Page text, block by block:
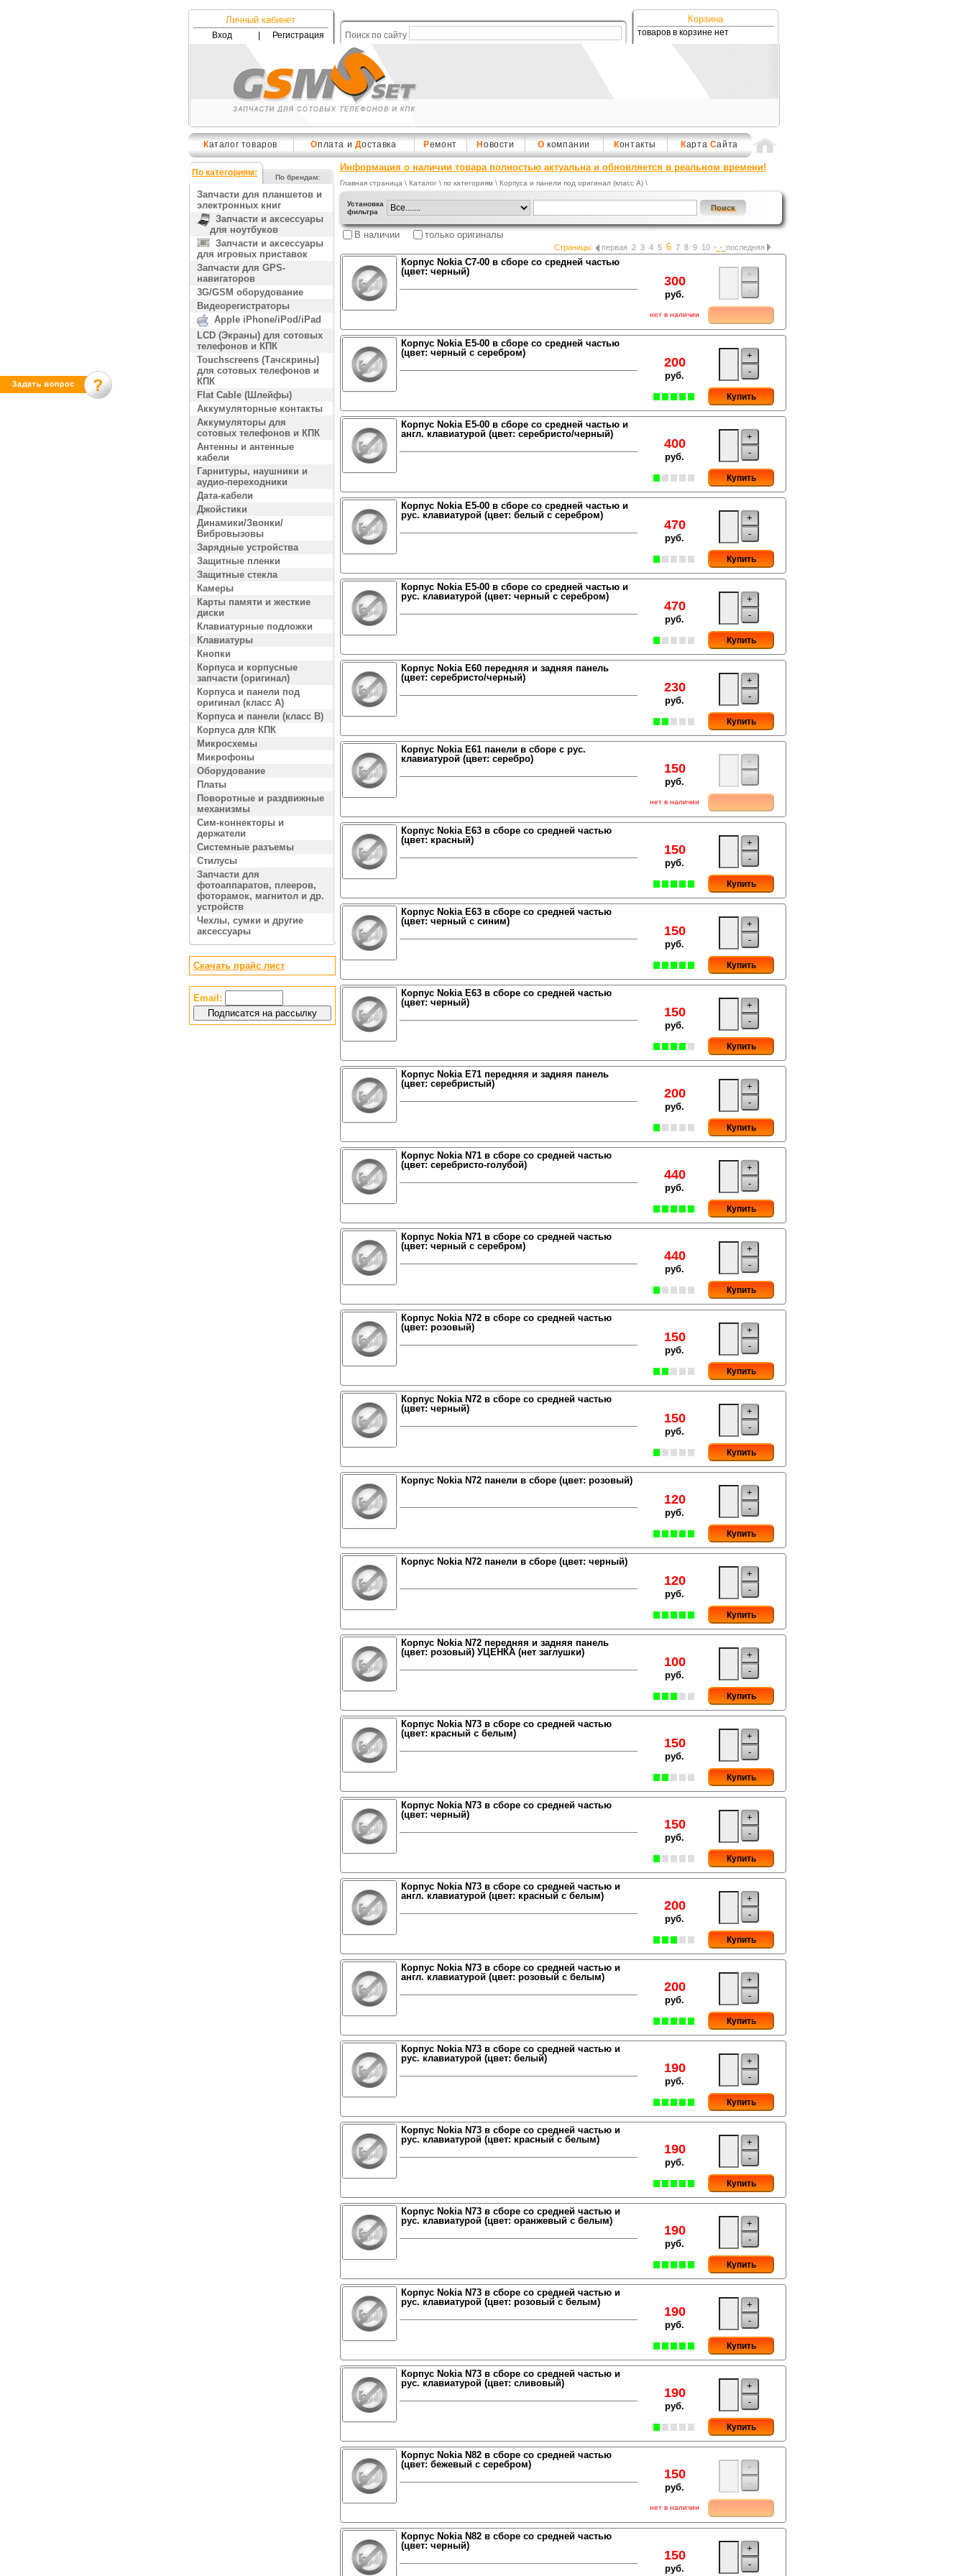
Личный кабинет
Вход Регистрация Поиск по сайту
Корзина
товаров в корзине нет
Каталог товаров Оплата и Доставка Ремонт Н овости О компании Контакты Карта Сайта
По категориям: По брендам:
Запчасти для планшетов и
электронных книг
Запчасти и аксессуары
для ноутбуков
Запчасти и аксессуары
для игровых приставок
Запчасти для GPS-
навигаторов
3G/GSM оборудование
Видеорегистраторы
Apple iPhone/iPod/iPad
LCD (Экраны) для сотовых
телефонов и КПК
Touchscreens (Тачскрины)
для сотовых телефонов и
КПК
Flat Cable (Шлейфы)
Аккумуляторные контакты
Аккумуляторы для
сотовых телефонов и КПК
Антенны и антенные
кабели
Гарнитуры, наушники и
аудио-переходники
Дата-кабели
Джойстики
Динамики/Звонки/
Вибровызовы
Зарядные устройства
Защитные пленки
Защитные стекла
Камеры
Карты памяти и жесткие
диски
Клавиатурные подложки
Клавиатуры
Кнопки
Корпуса и корпусные
запчасти (оригинал)
Корпуса и панели под
оригинал (класс A)
Корпуса и панели (класс B)
Корпуса для КПК
Микросхемы
Микрофоны
Оборудование
Платы
Поворотные и раздвижные
механизмы
Сим-коннекторы и
держатели
Системные разъемы
Стилусы
Запчасти для
фотоаппаратов, плееров,
фоторамок, магнитол и др.
устройств
Чехлы, сумки и другие
аксессуары
Скачать прайс лист
Email:
Информация о наличии товара полностью актуальна и обновляется в реальном времени!
Главная страница \ Каталог\ по категориям \ Корпуса и панели под оригинал (класс A)\
Установка
фильтра
В наличии только оригиналы
Страницы: первая 2 3 4 5 6 7 8 9 10 последняя
Корпус Nokia C7-00 в сборе со средней частью
(цвет: черный)
300
руб.
нет в наличии
+
-
Корпус Nokia E5-00 в сборе со средней частью
(цвет: черный с серебром)
200
руб.
+
-
Купить
Корпус Nokia E5-00 в сборе со средней частью и
англ. клавиатурой (цвет: серебристо/черный)
400
руб.
+
-
Купить
Корпус Nokia E5-00 в сборе со средней частью и
рус. клавиатурой (цвет: белый c серебром)
470
руб.
+
-
Купить
Корпус Nokia E5-00 в сборе со средней частью и
рус. клавиатурой (цвет: черный с серебром)
470
руб.
+
-
Купить
Корпус Nokia E60 передняя и задняя панель
(цвет: серебристо/черный)
230
руб.
+
-
Купить
Корпус Nokia E61 панели в сборе с рус.
клавиатурой (цвет: серебро)
150
руб.
нет в наличии
+
-
Корпус Nokia E63 в сборе со средней частью
(цвет: красный)
150
руб.
+
-
Купить
Корпус Nokia E63 в сборе со средней частью
(цвет: черный с синим)
150
руб.
+
-
Купить
Корпус Nokia E63 в сборе со средней частью
(цвет: черный)
150
руб.
+
-
Купить
Корпус Nokia E71 передняя и задняя панель
(цвет: серебристый)
200
руб.
+
-
Купить
Корпус Nokia N71 в сборе со средней частью
(цвет: серебристо-голубой)
440
руб.
+
-
Купить
Корпус Nokia N71 в сборе со средней частью
(цвет: черный с серебром)
440
руб.
+
-
Купить
Корпус Nokia N72 в сборе со средней частью
(цвет: розовый)
150
руб.
+
-
Купить
Корпус Nokia N72 в сборе со средней частью
(цвет: черный)
150
руб.
+
-
Купить
Корпус Nokia N72 панели в сборе (цвет: розовый)
120
руб.
+
-
Купить
Корпус Nokia N72 панели в сборе (цвет: черный)
120
руб.
+
-
Купить
Корпус Nokia N72 передняя и задняя панель
(цвет: розовый) УЦЕНКА (нет заглушки)
100
руб.
+
-
Купить
Корпус Nokia N73 в сборе со средней частью
(цвет: красный с белым)
150
руб.
+
-
Купить
Корпус Nokia N73 в сборе со средней частью
(цвет: черный)
150
руб.
+
-
Купить
Корпус Nokia N73 в сборе со средней частью и
англ. клавиатурой (цвет: красный с белым)
200
руб.
+
-
Купить
Корпус Nokia N73 в сборе со средней частью и
англ. клавиатурой (цвет: розовый с белым)
200
руб.
+
-
Купить
Корпус Nokia N73 в сборе со средней частью и
рус. клавиатурой (цвет: белый)
190
руб.
+
-
Купить
Корпус Nokia N73 в сборе со средней частью и
рус. клавиатурой (цвет: красный с белым)
190
руб.
+
-
Купить
Корпус Nokia N73 в сборе со средней частью и
рус. клавиатурой (цвет: оранжевый с белым)
190
руб.
+
-
Купить
Корпус Nokia N73 в сборе со средней частью и
рус. клавиатурой (цвет: розовый с белым)
190
руб.
+
-
Купить
Корпус Nokia N73 в сборе со средней частью и
рус. клавиатурой (цвет: сливовый)
190
руб.
+
-
Купить
Корпус Nokia N82 в сборе со средней частью
(цвет: бежевый с серебром)
150
руб.
нет в наличии
+
-
Корпус Nokia N82 в сборе со средней частью
(цвет: черный)
150
руб.
+
-